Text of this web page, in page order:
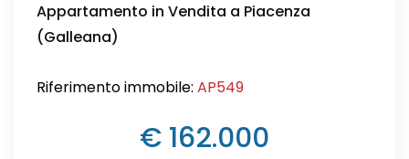
Appartamento in Vendita a Piacenza
(Galleana)
Riferimento immobile: AP549
€ 162.000